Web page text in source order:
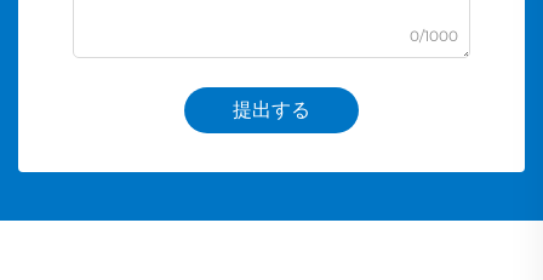
0/1000
提出する